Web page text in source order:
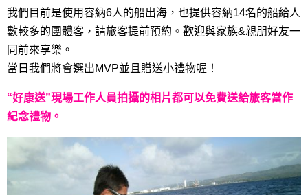
我們目前是使用容納6人的船出海，也提供容納14名的船給人
數較多的團體客，請旅客提前預約。歡迎與家族&親朋好友一
同前來享樂。
當日我們將會選出MVP並且贈送小禮物喔！
“好康送”現場工作人員拍攝的相片都可以免費送給旅客當作
紀念禮物。